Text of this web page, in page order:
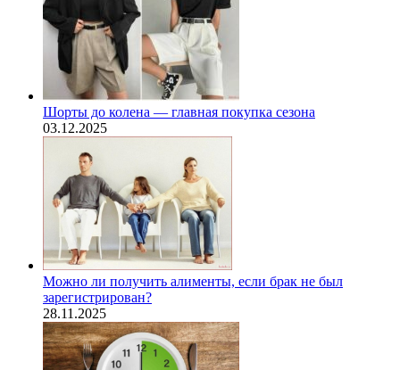
Шорты до колена — главная покупка сезона
03.12.2025
Можно ли получить алименты, если брак не был
зарегистрирован?
28.11.2025